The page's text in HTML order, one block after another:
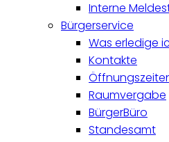
Interne
Bürgerservice
Was erledige
Kontakte
Raumvergabe
BürgerBüro
Standesamt